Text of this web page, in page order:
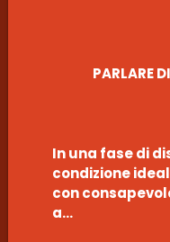
PARLARE
In una fase di
condizione
con
a…